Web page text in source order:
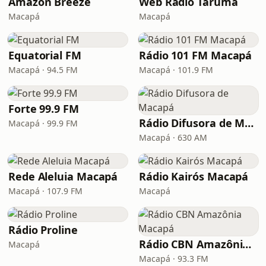
Macapá Macapá
Equatorial FM
Macapá · 94.5 FM
Rádio 101 FM Macapá
Macapá · 101.9 FM
Forte 99.9 FM
Macapá · 99.9 FM Rádio Difusora de Macapá
Macapá · 630 AM
Rede Aleluia Macapá
Macapá · 107.9 FM
Rádio Kairós Macapá
Macapá
Rádio Proline
Macapá Rádio CBN Amazônia Macapá
Macapá · 93.3 FM